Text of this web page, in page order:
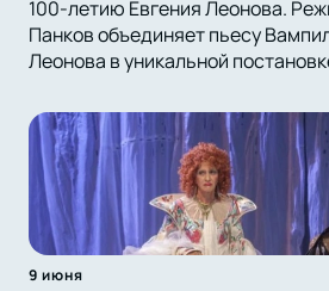
100-летию Евгения Леонова.
Панков объединяет пьесу
Леонова в уникальной
9 июня